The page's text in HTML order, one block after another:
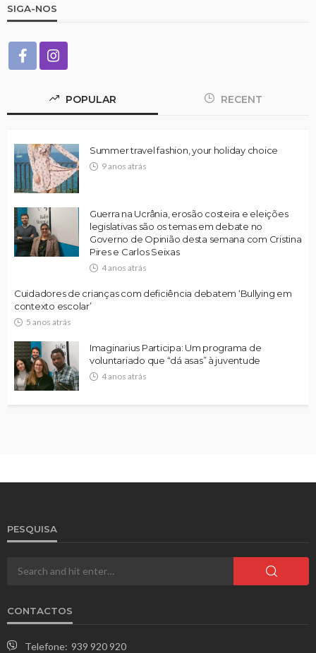
SIGA-NOS
POPULAR RECENT
Summer travel fashion, your holiday choice
9 anos atrás
Guerra na Ucrânia, erosão costeira e eleições
legislativas são os temas em debate no
Governo de Opinião desta semana com Cristina
Pires e Carlos Seixas
4 anos atrás
Cuidadores de crianças com deficiência debatem ‘Bullying em
contexto escolar’
5 anos atrás
Imaginarius Participa: Um programa de
voluntariado que “dá asas” à juventude
4 anos atrás
PESQUISA
CONTACTOS
Telefone: 939 920 920